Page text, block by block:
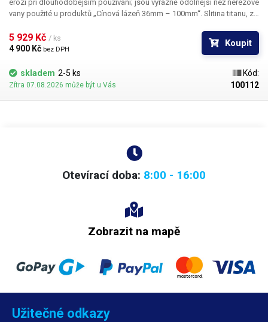
erozi při dlouhodobějším používání; jsou výrazně odolnější než nerezové
vany použité u produktů „Cínová lázeň 36mm – 100mm“. Slitina titanu, ze
teplot než je tomu u nerezových lázní, a to až 600°C narozdíl od
maximálně 480°C v případě nerezu.
5 929 Kč / ks
4 900 Kč bez DPH
Koupit
skladem 2-5 ks
Zítra 07.08.2026 může být u Vás
Kód:
100112
Otevírací doba: 8:00 - 16:00
Zobrazit na mapě
Užitečné odkazy